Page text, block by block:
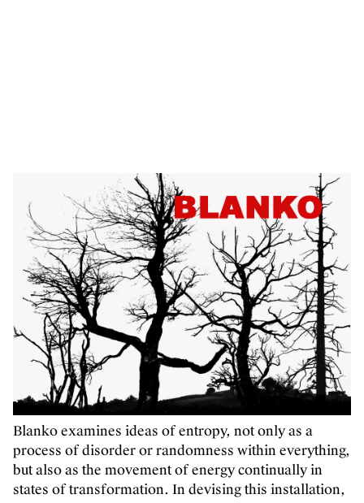
Blanko examines ideas of entropy, not only as a
process of disorder or randomness within everything,
but also as the movement of energy continually in
states of transformation. In devising this installation,